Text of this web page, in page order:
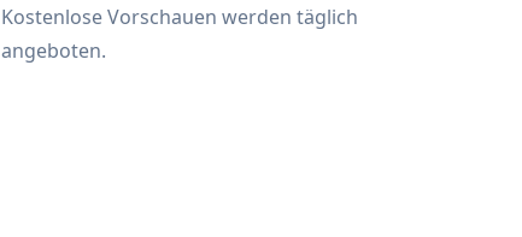
Kostenlose Vorschauen werden täglich
angeboten.